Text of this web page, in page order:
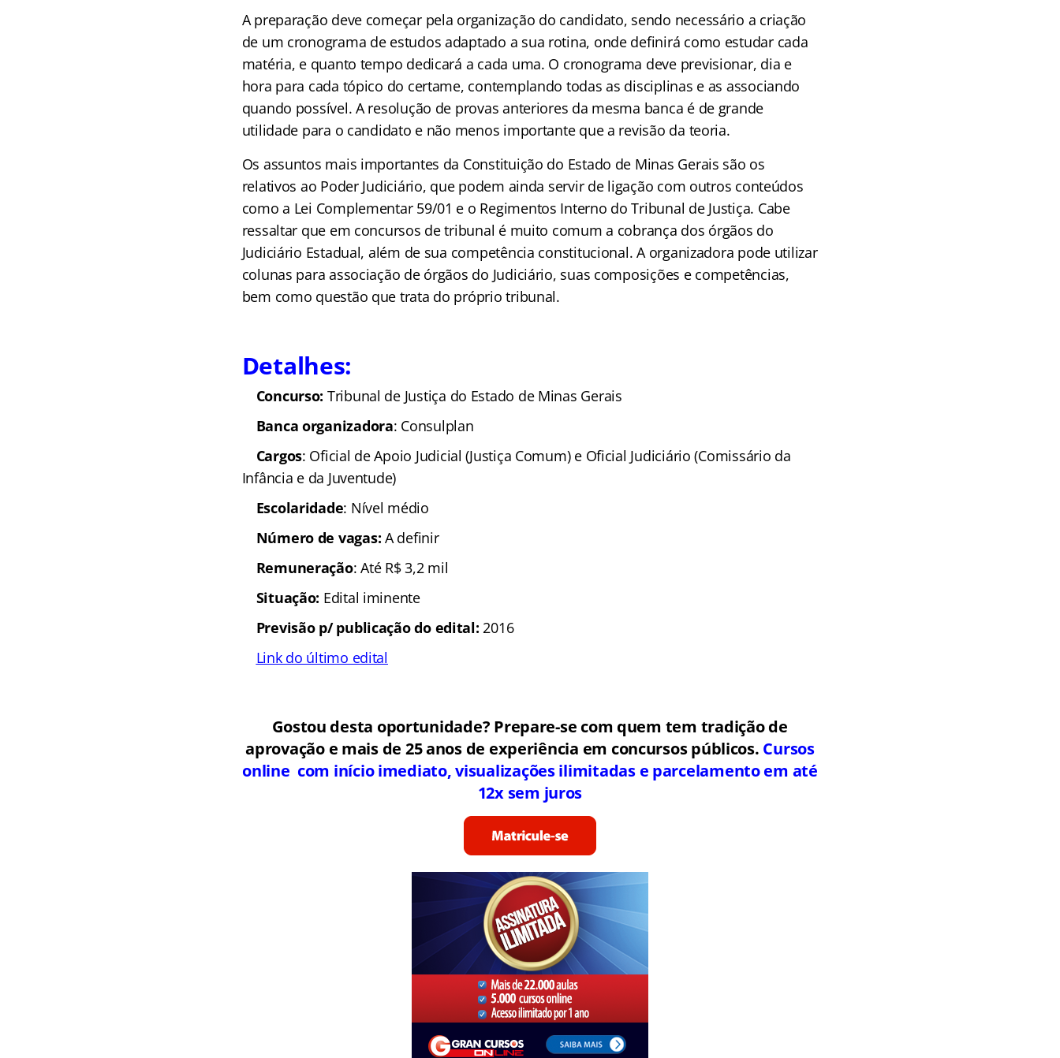
A preparação deve começar pela organização do candidato, sendo necessário a criação
de um cronograma de estudos adaptado a sua rotina, onde definirá como estudar cada
matéria, e quanto tempo dedicará a cada uma. O cronograma deve previsionar, dia e
hora para cada tópico do certame, contemplando todas as disciplinas e as associando
quando possível. A resolução de provas anteriores da mesma banca é de grande
utilidade para o candidato e não menos importante que a revisão da teoria.
Os assuntos mais importantes da Constituição do Estado de Minas Gerais são os
relativos ao Poder Judiciário, que podem ainda servir de ligação com outros conteúdos
como a Lei Complementar 59/01 e o Regimentos Interno do Tribunal de Justiça. Cabe
ressaltar que em concursos de tribunal é muito comum a cobrança dos órgãos do
Judiciário Estadual, além de sua competência constitucional. A organizadora pode utilizar
colunas para associação de órgãos do Judiciário, suas composições e competências,
bem como questão que trata do próprio tribunal.
Detalhes:
Concurso: Tribunal de Justiça do Estado de Minas Gerais
Banca organizadora: Consulplan
Cargos: Oficial de Apoio Judicial (Justiça Comum) e Oficial Judiciário (Comissário da
Infância e da Juventude)
Escolaridade: Nível médio
Número de vagas:A definir
Remuneração: Até R$ 3,2 mil
Situação: Edital iminente
Previsão p/ publicação do edital:2016
Link do último edital
Gostou desta oportunidade? Prepare-se com quem tem tradição de
aprovação e mais de 25 anos de experiência em concursos públicos. Cursos
online com início imediato, visualizações ilimitadas e parcelamento em até
12x sem juros